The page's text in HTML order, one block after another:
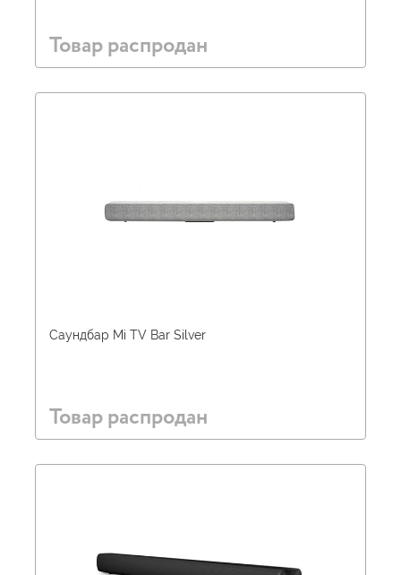
Товар распродан
Саундбар Mi TV Bar Silver
Товар распродан